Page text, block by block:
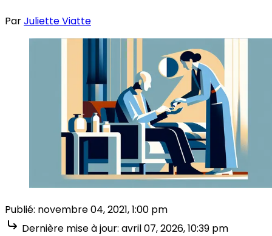
ParJuliette Viatte
Publié: novembre 04, 2021, 1:00 pm
Dernière mise à jour: avril 07, 2026, 10:39 pm